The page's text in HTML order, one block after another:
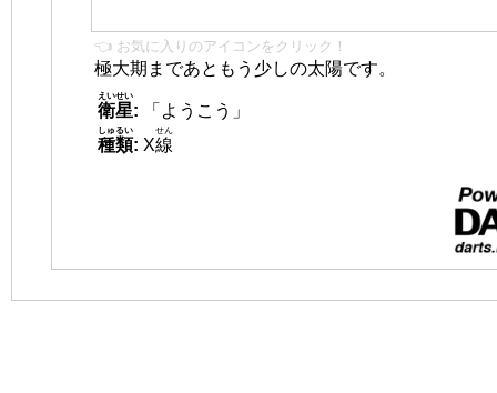
👈 お気に入りのアイコンをクリック！
極大期まであともう少しの太陽です。
衛星
えいせい
:
「ようこう」
種類
しゅるい
: X線
せん